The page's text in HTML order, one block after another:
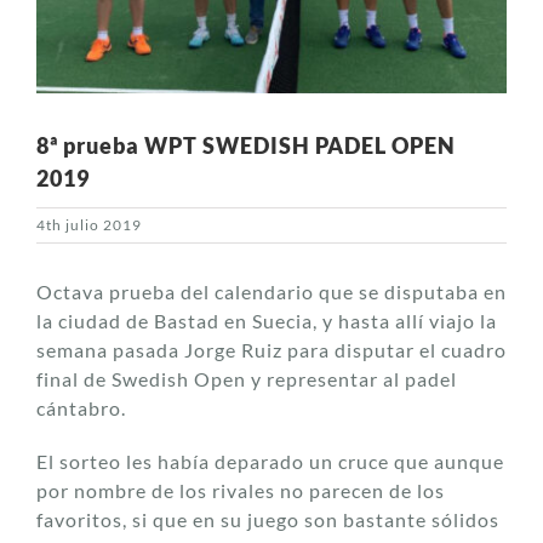
8ª prueba WPT SWEDISH PADEL OPEN
2019
4th julio 2019
Octava prueba del calendario que se disputaba en
la ciudad de Bastad en Suecia, y hasta allí viajo la
semana pasada Jorge Ruiz para disputar el cuadro
final de Swedish Open y representar al padel
cántabro.
El sorteo les había deparado un cruce que aunque
por nombre de los rivales no parecen de los
favoritos, si que en su juego son bastante sólidos